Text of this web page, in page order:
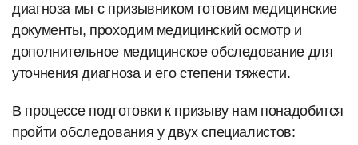
диагноза мы с призывником готовим медицинские
документы, проходим медицинский осмотр и
дополнительное медицинское обследование для
уточнения диагноза и его степени тяжести.
В процессе подготовки к призыву нам понадобится
пройти обследования у двух специалистов: